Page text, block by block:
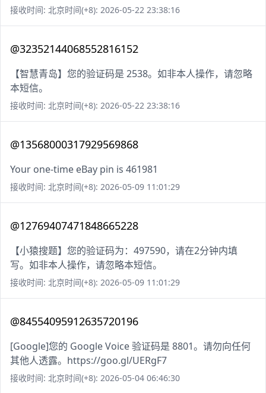
接收时间: 北京时间(+8): 2026-05-22 23:38:16
@32352144068552816152
【智慧青岛】您的验证码是 2538。如非本人操作，请忽略
本短信。
接收时间: 北京时间(+8): 2026-05-22 23:38:16
@13568000317929569868
Your one-time eBay pin is 461981
接收时间: 北京时间(+8): 2026-05-09 11:01:29
@12769407471848665228
【小猿搜题】您的验证码为：497590，请在2分钟内填
写。如非本人操作，请忽略本短信。
接收时间: 北京时间(+8): 2026-05-09 11:01:29
@84554095912635720196
[Google]您的 Google Voice 验证码是 8801。请勿向任何
其他人透露。https://goo.gl/UERgF7
接收时间: 北京时间(+8): 2026-05-04 06:46:30